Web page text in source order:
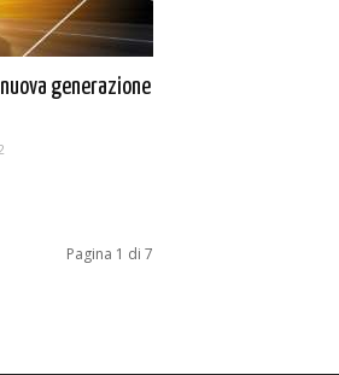
generazione
Pagina 1 di 7